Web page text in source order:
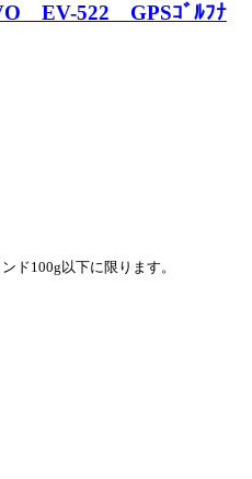
EV-522 GPSｺﾞﾙﾌﾅ
ド100g以下に限ります。